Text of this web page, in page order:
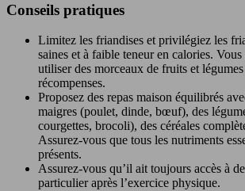
Conseils pratiques
Limitez les friandises et privilégiez les
saines et à faible teneur en calories.
utiliser des morceaux de fruits et
récompenses.
Proposez des repas maison équilibrés
maigres (poulet, dinde, bœuf), des
courgettes, brocoli), des céréales
Assurez-vous que tous les nutriments
présents.
Assurez-vous qu’il ait toujours accès à
particulier après l’exercice physique.